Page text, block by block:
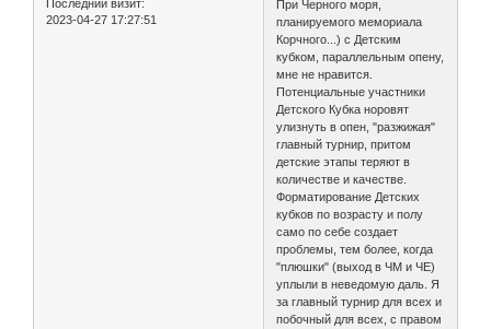
Последний визит:
2023-04-27 17:27:51
При Черного моря,
планируемого мемориала
Корчного...) с Детским
кубком, параллельным опену,
мне не нравится.
Потенциальные участники
Детского Кубка норовят
улизнуть в опен, "разжижая"
главный турнир, притом
детские этапы теряют в
количестве и качестве.
Форматирование Детских
кубков по возрасту и полу
само по себе создает
проблемы, тем более, когда
"плюшки" (выход в ЧМ и ЧЕ)
уплыли в неведомую даль. Я
за главный турнир для всех и
побочный для всех, с правом